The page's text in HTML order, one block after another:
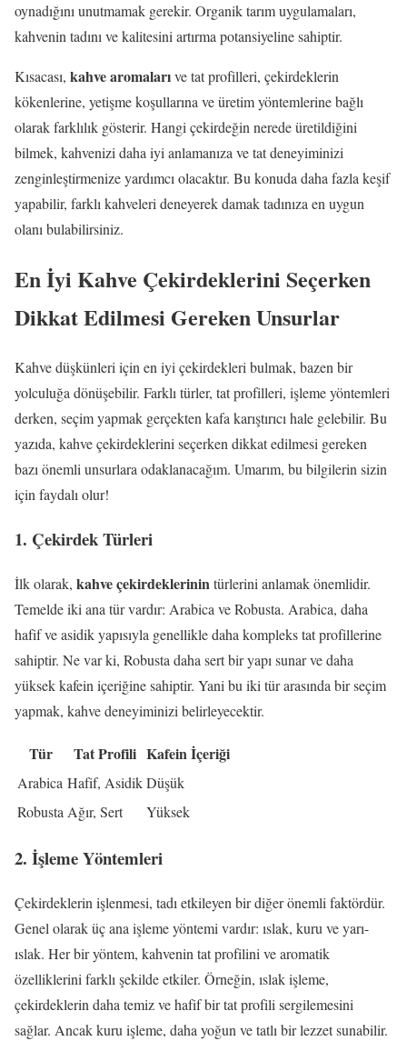
oynadığını unutmamak gerekir. Organik tarım uygulamaları,
kahvenin tadını ve kalitesini artırma potansiyeline sahiptir.
Kısacası, kahve aromalarıve tat profilleri, çekirdeklerin
kökenlerine, yetişme koşullarına ve üretim yöntemlerine bağlı
olarak farklılık gösterir. Hangi çekirdeğin nerede üretildiğini
bilmek, kahvenizi daha iyi anlamanıza ve tat deneyiminizi
zenginleştirmenize yardımcı olacaktır. Bu konuda daha fazla keşif
yapabilir, farklı kahveleri deneyerek damak tadınıza en uygun
olanı bulabilirsiniz.
En İyi Kahve Çekirdeklerini Seçerken
Dikkat Edilmesi Gereken Unsurlar
Kahve düşkünleri için en iyi çekirdekleri bulmak, bazen bir
yolculuğa dönüşebilir. Farklı türler, tat profilleri, işleme yöntemleri
derken, seçim yapmak gerçekten kafa karıştırıcı hale gelebilir. Bu
yazıda, kahve çekirdeklerini seçerken dikkat edilmesi gereken
bazı önemli unsurlara odaklanacağım. Umarım, bu bilgilerin sizin
için faydalı olur!
1. Çekirdek Türleri
İlk olarak, kahve çekirdeklerinintürlerini anlamak önemlidir.
Temelde iki ana tür vardır: Arabica ve Robusta. Arabica, daha
hafif ve asidik yapısıyla genellikle daha kompleks tat profillerine
sahiptir. Ne var ki, Robusta daha sert bir yapı sunar ve daha
yüksek kafein içeriğine sahiptir. Yani bu iki tür arasında bir seçim
yapmak, kahve deneyiminizi belirleyecektir.
Tür Tat Profili Kafein İçeriği
Arabica Hafif, AsidikDüşük
Robusta Ağır, Sert Yüksek
2. İşleme Yöntemleri
Çekirdeklerin işlenmesi, tadı etkileyen bir diğer önemli faktördür.
Genel olarak üç ana işleme yöntemi vardır: ıslak, kuru ve yarı-
ıslak. Her bir yöntem, kahvenin tat profilini ve aromatik
özelliklerini farklı şekilde etkiler. Örneğin, ıslak işleme,
çekirdeklerin daha temiz ve hafif bir tat profili sergilemesini
sağlar. Ancak kuru işleme, daha yoğun ve tatlı bir lezzet sunabilir.